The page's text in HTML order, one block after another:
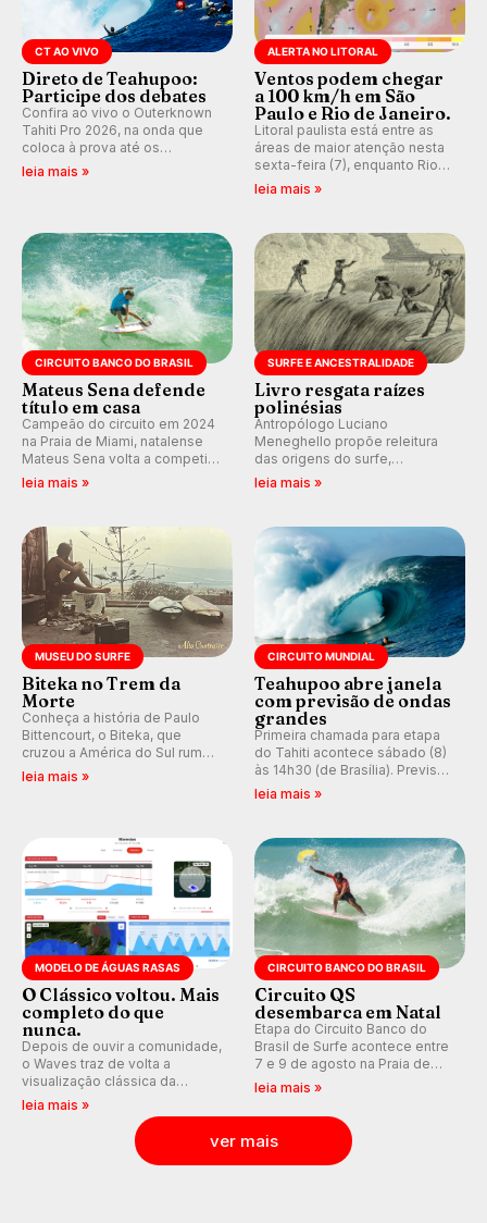
CT AO VIVO
Direto de Teahupoo:
Participe dos debates
Confira ao vivo o Outerknown
Tahiti Pro 2026, na onda que
coloca à prova até os
melhores surfistas do mundo.
E participe dos debates em
leia mais »
ALERTA NO LITORAL
Ventos podem chegar
a 100 km/h em São
Paulo e Rio de Janeiro.
Litoral paulista está entre as
áreas de maior atenção nesta
sexta-feira (7), enquanto Rio
de Janeiro também recebe
alerta para ventos fortes.
km/h em Itanhaém.
leia mais »
CIRCUITO BANCO DO BRASIL
Mateus Sena defende
título em casa
Campeão do circuito em 2024
na Praia de Miami, natalense
Mateus Sena volta a competir
em casa em busca de manter a
hegemonia potiguar em etapa
leia mais »
SURFE E ANCESTRALIDADE
Livro resgata raízes
polinésias
Antropólogo Luciano
Meneghello propõe releitura
das origens do surfe,
resgatando a cultura polinésia
e questionando a visão
prática em esporte e indústria.
leia mais »
MUSEU DO SURFE
Biteka no Trem da
Morte
Conheça a história de Paulo
Bittencourt, o Biteka, que
cruzou a América do Sul rumo
ao Pacífico em uma jornada
que se tornou um marco de
leia mais »
CIRCUITO MUNDIAL
Teahupoo abre janela
com previsão de ondas
grandes
Primeira chamada para etapa
do Tahiti acontece sábado (8)
às 14h30 (de Brasília). Previsão
indica swell consistente.
Medina embarca para evento e
Kelly Slater convidado.
leia mais »
MODELO DE ÁGUAS RASAS
O Clássico voltou. Mais
completo do que
nunca.
Depois de ouvir a comunidade,
o Waves traz de volta a
visualização clássica da
previsão de águas rasas,
agora integrada à nova
plataforma e com previsão das
ondas para até 16 dias.
leia mais »
CIRCUITO BANCO DO BRASIL
Circuito QS
desembarca em Natal
Etapa do Circuito Banco do
Brasil de Surfe acontece entre
7 e 9 de agosto na Praia de
Miami (RN), em disputas
válidas pelo Qualifying Series
(QS) 4.000 e pela corrida por
vagas no Challenger Series.
leia mais »
ver mais